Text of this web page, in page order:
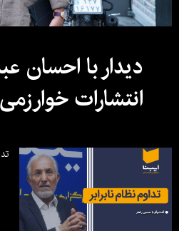
دیدار با احسان
انتشارات خوارزمی